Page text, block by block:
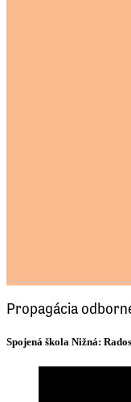
Propagácia
Spojená škola Nižná: